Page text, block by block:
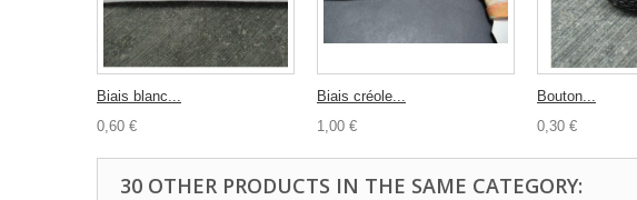
Biais blanc...
0,60 €
Biais créole...
1,00 €
Bouton...
0,30 €
30 OTHER PRODUCTS IN THE SAME CATEGORY: